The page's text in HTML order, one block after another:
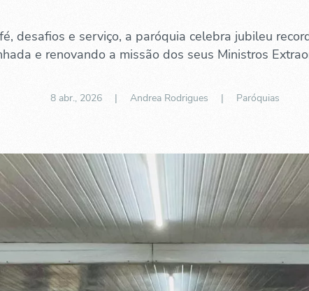
desafios e serviço, a paróquia celebra jubileu
e renovando a missão dos seus Ministros
8 abr., 2026 | Andrea Rodrigues | Paróquias